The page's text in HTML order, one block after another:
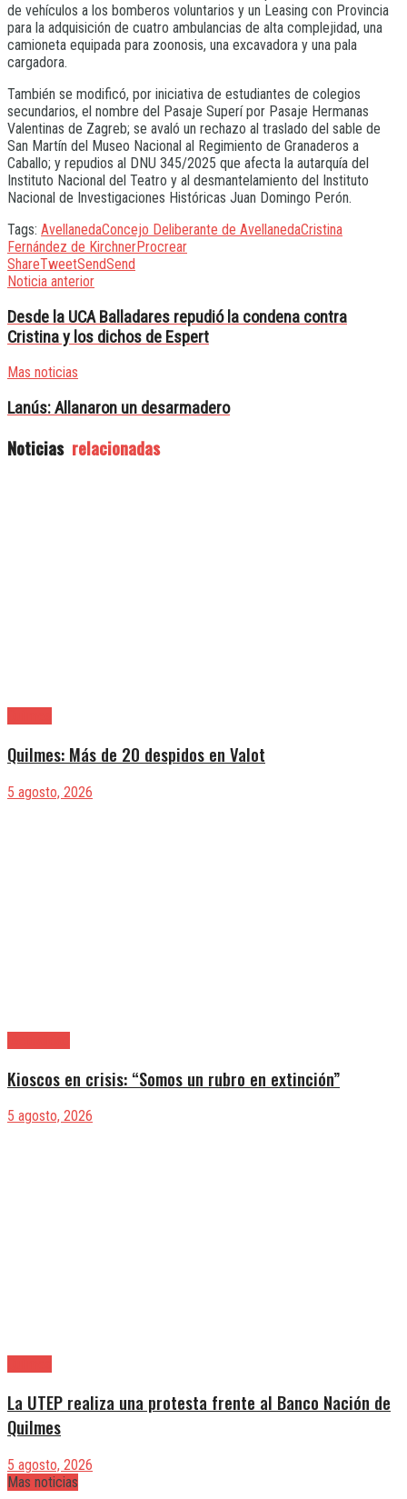
de vehículos a los bomberos voluntarios y un Leasing con Provincia
para la adquisición de cuatro ambulancias de alta complejidad, una
camioneta equipada para zoonosis, una excavadora y una pala
cargadora.
También se modificó, por iniciativa de estudiantes de colegios
secundarios, el nombre del Pasaje Superí por Pasaje Hermanas
Valentinas de Zagreb; se avaló un rechazo al traslado del sable de
San Martín del Museo Nacional al Regimiento de Granaderos a
Caballo; y repudios al DNU 345/2025 que afecta la autarquía del
Instituto Nacional del Teatro y al desmantelamiento del Instituto
Nacional de Investigaciones Históricas Juan Domingo Perón.
Tags: AvellanedaConcejo Deliberante de AvellanedaCristina
Fernández de KirchnerProcrear
ShareTweetSendSend
Noticia anterior
Desde la UCA Balladares repudió la condena contra
Cristina y los dichos de Espert
Mas noticias
Lanús: Allanaron un desarmadero
Noticias relacionadas
Quilmes: Más de 20 despidos en Valot
5 agosto, 2026
Kioscos en crisis: “Somos un rubro en extinción”
5 agosto, 2026
La UTEP realiza una protesta frente al Banco Nación de
Quilmes
5 agosto, 2026
Mas noticias